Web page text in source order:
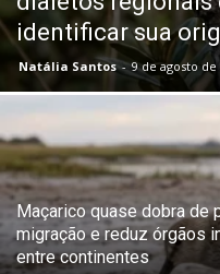
identificar sua
Natália Santos - 9 de agosto de
Maçarico quase dobra de
migração e reduz órgãos
entre continentes